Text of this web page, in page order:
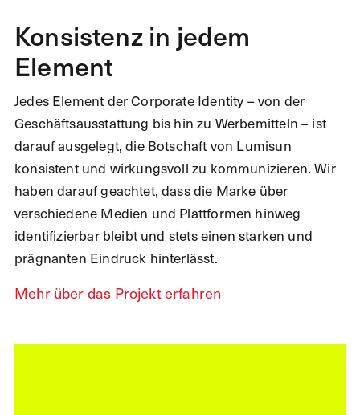
Konsistenz in jedem
Element
Jedes Element der Corporate Identity – von der
Geschäftsausstattung bis hin zu Werbemitteln – ist
darauf ausgelegt, die Botschaft von Lumisun
konsistent und wirkungsvoll zu kommunizieren. Wir
haben darauf geachtet, dass die Marke über
verschiedene Medien und Plattformen hinweg
identifizierbar bleibt und stets einen starken und
prägnanten Eindruck hinterlässt.
Mehr über das Projekt erfahren